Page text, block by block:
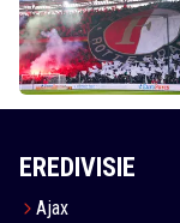
EREDIVISIE
Ajax